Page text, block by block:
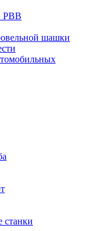
PBB
шашки
станки